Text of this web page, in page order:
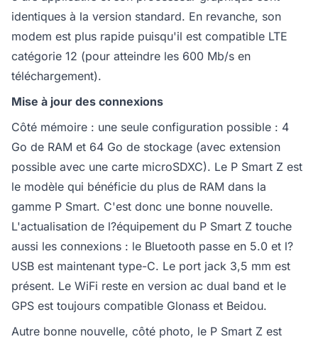
identiques à la version standard. En revanche, son
modem est plus rapide puisqu'il est compatible LTE
catégorie 12 (pour atteindre les 600 Mb/s en
téléchargement).
Mise à jour des connexions
Côté mémoire : une seule configuration possible : 4
Go de RAM et 64 Go de stockage (avec extension
possible avec une carte microSDXC). Le P Smart Z est
le modèle qui bénéficie du plus de RAM dans la
gamme P Smart. C'est donc une bonne nouvelle.
L'actualisation de l?équipement du P Smart Z touche
aussi les connexions : le Bluetooth passe en 5.0 et l?
USB est maintenant type-C. Le port jack 3,5 mm est
présent. Le WiFi reste en version ac dual band et le
GPS est toujours compatible Glonass et Beidou.
Autre bonne nouvelle, côté photo, le P Smart Z est